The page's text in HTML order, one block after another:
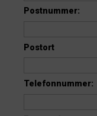
Postnummer:
Postort
Telefonnummer: